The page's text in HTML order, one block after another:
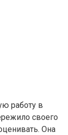
работу в
своего
Она